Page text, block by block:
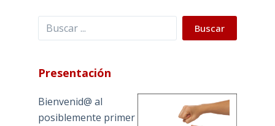
Buscar Buscar
Presentación
Bienvenid@ al
posiblemente primer